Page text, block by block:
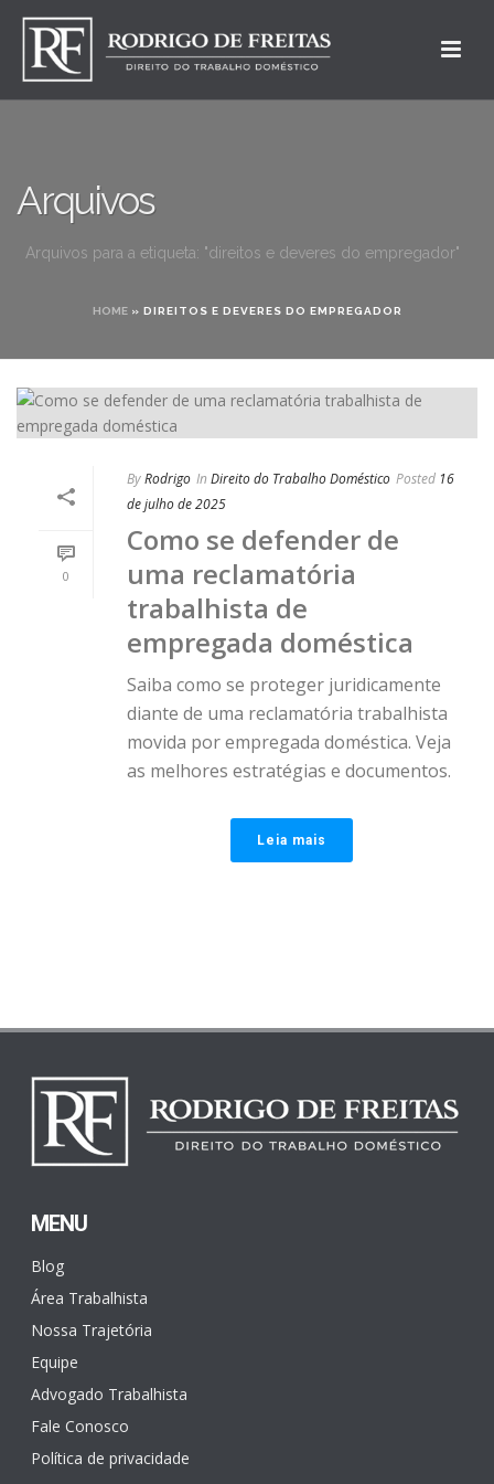
Arquivos
Arquivos para a etiqueta: "direitos e deveres do empregador"
HOME» DIREITOS E DEVERES DO EMPREGADOR
0
ByRodrigo In Direito do Trabalho Doméstico Posted 16
de julho de 2025
Como se defender de
uma reclamatória
trabalhista de
empregada doméstica
Saiba como se proteger juridicamente
diante de uma reclamatória trabalhista
movida por empregada doméstica. Veja
as melhores estratégias e documentos.
Leia mais
MENU
Blog
Área Trabalhista
Nossa Trajetória
Equipe
Advogado Trabalhista
Fale Conosco
Política de privacidade